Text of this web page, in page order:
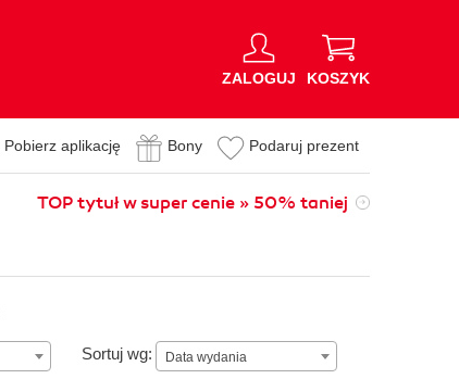
ZALOGUJ KOSZYK
Pobierz aplikację Bony Podaruj prezent
TOP tytuł w super cenie » 50% taniej
Sortuj wg: Data wydania
Data wydania